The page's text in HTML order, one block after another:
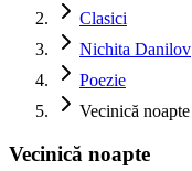
Clasici
Nichita Danilov
Poezie
Vecinică noapte
Vecinică noapte